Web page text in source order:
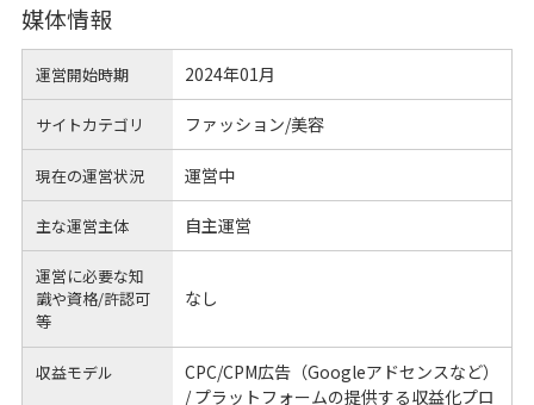
媒体情報
運営開始時期 2024年01月
サイトカテゴリ ファッション/美容
現在の運営状況 運営中
主な運営主体 自主運営
運営に必要な知
識や資格/許認可
等
なし
収益モデル
CPC/CPM広告（Googleアドセンスなど）
/ プラットフォームの提供する収益化プロ